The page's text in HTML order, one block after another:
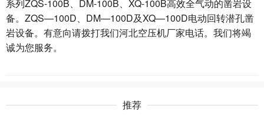
系列ZQS-100B、DM-100B、XQ-100B高效全气动的凿岩设
备。ZQS—100D、DM—100D及XQ—100D电动回转潜孔凿
岩设备。有意向请拨打我们河北空压机厂家电话。我们将竭
诚为您服务。
推荐